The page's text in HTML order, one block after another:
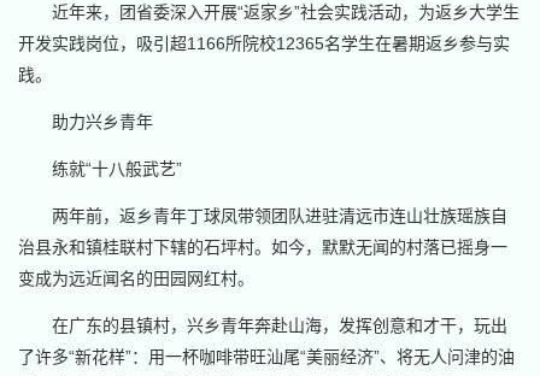
近年来，团省委深入开展“返家乡”社会实践活动，为返乡大学生
开发实践岗位，吸引超1166所院校12365名学生在暑期返乡参与实
践。
助力兴乡青年
练就“十八般武艺”
两年前，返乡青年丁球凤带领团队进驻清远市连山壮族瑶族自
治县永和镇桂联村下辖的石坪村。如今，默默无闻的村落已摇身一
变成为远近闻名的田园网红村。
在广东的县镇村，兴乡青年奔赴山海，发挥创意和才干，玩出
了许多“新花样”：用一杯咖啡带旺汕尾“美丽经济”、将无人问津的油